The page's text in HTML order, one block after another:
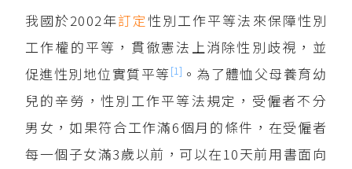
我國於2002年訂定性別工作平等法來保障性別
工作權的平等，貫徹憲法上消除性別歧視，並
促進性別地位實質平等[1] 。為了體恤父母養育幼
兒的辛勞，性別工作平等法規定，受僱者不分
男女，如果符合工作滿6個月的條件，在受僱者
每一個子女滿3歲以前，可以在10天前用書面向